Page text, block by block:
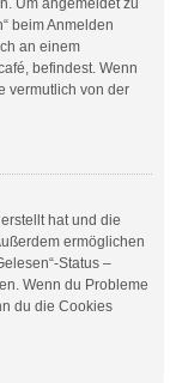
Um angemeldet zu
beim Anmelden
an einem
befindest. Wenn
vermutlich von der
hat und die
ermöglichen
Status –
Wenn du Probleme
du die Cookies